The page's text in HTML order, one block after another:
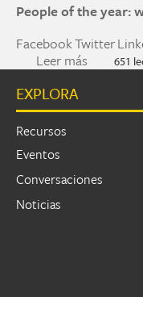
People of the year:
FacebookTwitter
Leer más sobre
651
Páginas
EXPLORA
Recursos
Eventos
Conversaciones
Noticias